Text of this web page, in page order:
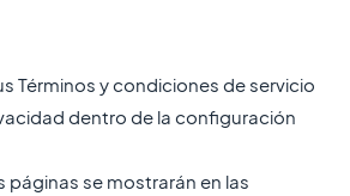
Términos y condiciones de servicio
dentro de la configuración
páginas se mostrarán en las